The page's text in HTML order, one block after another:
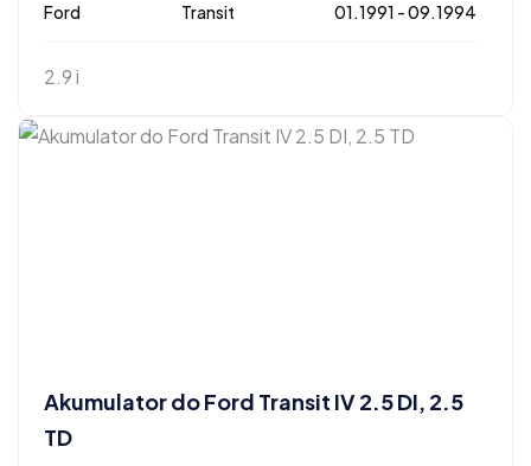
Ford Transit 01.1991 - 09.1994
2.9 i
Akumulator do Ford Transit IV 2.5 DI, 2.5
TD